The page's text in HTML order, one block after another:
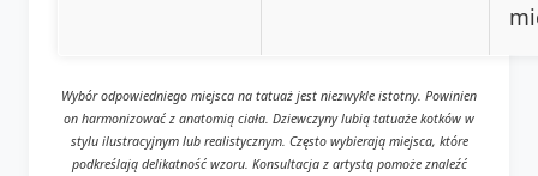
Wybór odpowiedniego miejsca na tatuaż jest niezwykle istotny. Powinien
on harmonizować z anatomią ciała. Dziewczyny lubią tatuaże kotków w
stylu ilustracyjnym lub realistycznym. Często wybierają miejsca, które
podkreślają delikatność wzoru. Konsultacja z artystą pomoże znaleźć